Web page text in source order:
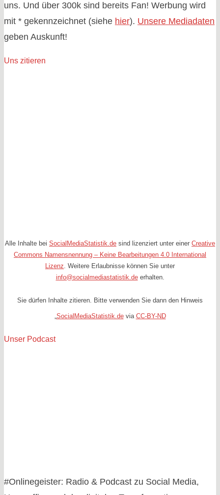
uns. Und über 300k sind bereits Fan! Werbung wird
mit * gekennzeichnet (siehe hier). Unsere Mediadaten
geben Auskunft!
Uns zitieren
Alle Inhalte bei SocialMediaStatistik.de sind lizenziert unter einer Creative
Commons Namensnennung – Keine Bearbeitungen 4.0 International
Lizenz. Weitere Erlaubnisse können Sie unter
info@socialmediastatistik.deerhalten.
Sie dürfen Inhalte zitieren. Bitte verwenden Sie dann den Hinweis
„SocialMediaStatistik.devia CC-BY-ND
Unser Podcast
#Onlinegeister: Radio & Podcast zu Social Media,